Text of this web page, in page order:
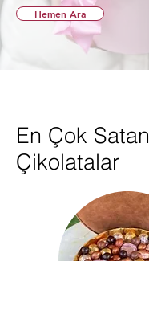
Hemen Ara
En Çok Satan
Çikolatalar